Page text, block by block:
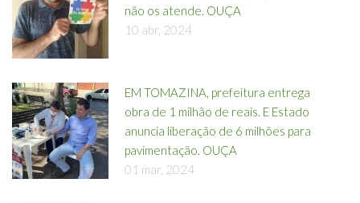
não os atende. OUÇA
10 abr, 2024
EM TOMAZINA, prefeitura entrega
obra de 1 milhão de reais. E Estado
anuncia liberação de 6 milhões para
pavimentação. OUÇA
01 mar, 2024